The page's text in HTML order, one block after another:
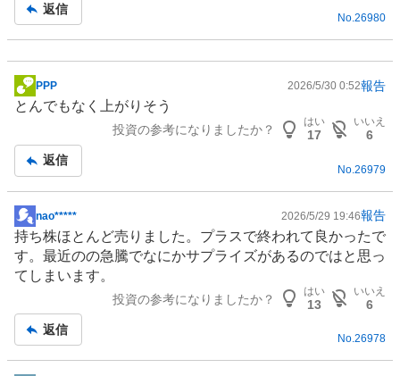
返信
No.26980
掲
示
事
PPP 2026/5/30 0:52報告
とんでもなく上がりそう
投資の参考になりましたか？
はい
17
いいえ
6
返信
No. 26979
掲
示
板
記
nao***** 2026/5/29 19:46報告
持ち株ほとんど売りました。プラスで終われて良かったで
す。最近のの急騰でなにかサプライズがあるのではと思っ
てしまいます。
投資の参考になりましたか？
はい
13
いいえ
6
返信
No.26978